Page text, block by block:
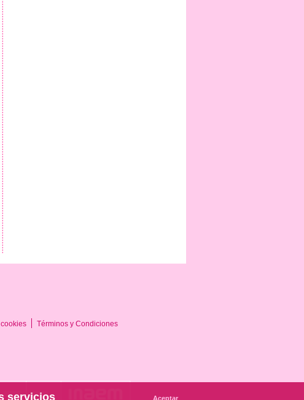
Términos y Condiciones
servicios Aceptar